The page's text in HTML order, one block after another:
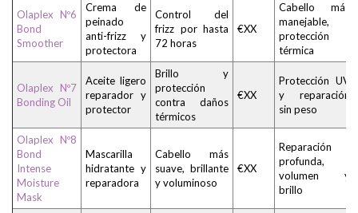
Olaplex Nº6
Bond
Smoother
Crema de
peinado
anti-frizz y
protectora
Control del
frizz por hasta
72 horas
€XX
Cabello más
manejable,
protección
térmica
Olaplex Nº7
Bonding Oil
Aceite ligero
reparador y
protector
Brillo y
protección
contra daños
térmicos
€XX
Protección UV
y reparación
sin peso
Olaplex Nº8
Bond
Intense
Moisture
Mask
Mascarilla
hidratante y
reparadora
Cabello más
suave, brillante
y voluminoso
€XX
Reparación
profunda,
volumen y
brillo